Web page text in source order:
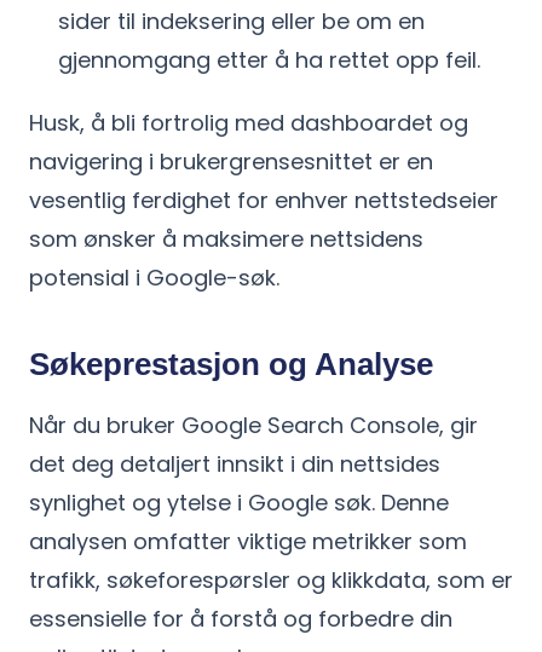
sider til indeksering eller be om en
gjennomgang etter å ha rettet opp feil.
Husk, å bli fortrolig med dashboardet og
navigering i brukergrensesnittet er en
vesentlig ferdighet for enhver nettstedseier
som ønsker å maksimere nettsidens
potensial i Google-søk.
Søkeprestasjon og Analyse
Når du bruker Google Search Console, gir
det deg detaljert innsikt i din nettsides
synlighet og ytelse i Google søk. Denne
analysen omfatter viktige metrikker som
trafikk, søkeforespørsler og klikkdata, som er
essensielle for å forstå og forbedre din